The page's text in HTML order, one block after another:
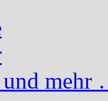
und mehr